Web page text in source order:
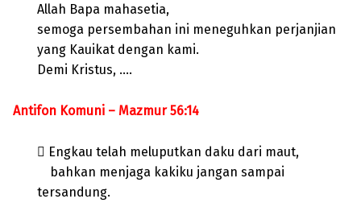
Allah Bapa mahasetia,
semoga persembahan ini meneguhkan perjanjian
yang Kauikat dengan kami.
Demi Kristus, ….
Antifon Komuni – Mazmur 56:14
 Engkau telah meluputkan daku dari maut,
bahkan menjaga kakiku jangan sampai
tersandung.